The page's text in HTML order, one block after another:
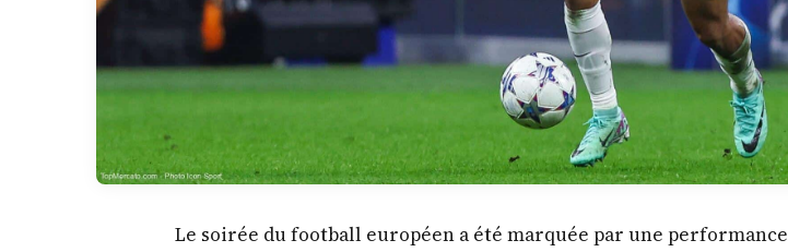
Le soirée du football européen a été marquée par une performance